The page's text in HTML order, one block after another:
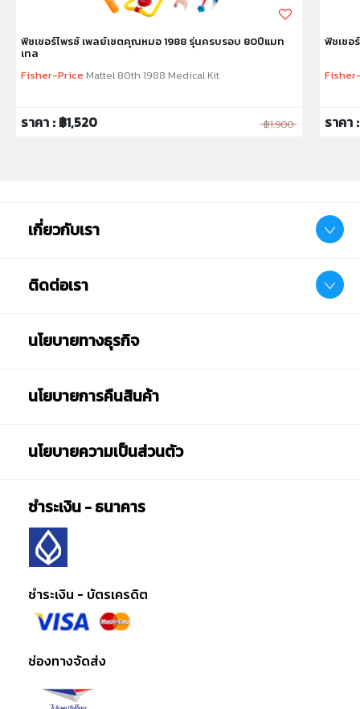
ฟิชเชอร์ไพรซ์ เพลย์เซตคุณหมอ 1988 รุ่นครบรอบ 80ปีแมท
เทล
Fisher-Price Mattel 80th 1988 Medical Kit
ราคา : ฿1,520 ฿1,900
ฟิชเชอ
ราคา
เกี่ยวกับเรา
ติดต่อเรา
นโยบายทางธุรกิจ
นโยบายการคืนสินค้า
นโยบายความเป็นส่วนตัว
ชำระเงิน - ธนาคาร
ชำระเงิน - บัตรเครดิต
ช่องทางจัดส่ง